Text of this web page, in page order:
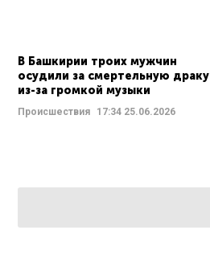
В Башкирии троих мужчин
осудили за смертельную драку
из-за громкой музыки
Происшествия 17:34 25.06.2026